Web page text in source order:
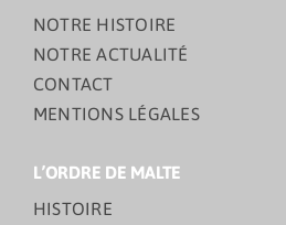
NOTRE HISTOIRE
NOTRE ACTUALITÉ
CONTACT
MENTIONS LÉGALES
L’ORDRE DE MALTE
HISTOIRE